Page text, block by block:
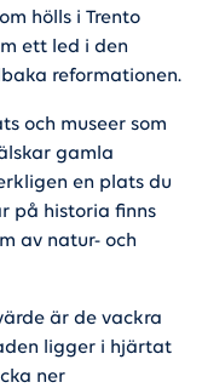
hölls i Trento
ett led i den
reformationen.
och museer som
gamla
en plats du
på historia finns
av natur- och
är de vackra
ligger i hjärtat
ner